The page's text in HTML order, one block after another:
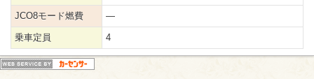
JCO8モード燃費 ―
乗車定員 4